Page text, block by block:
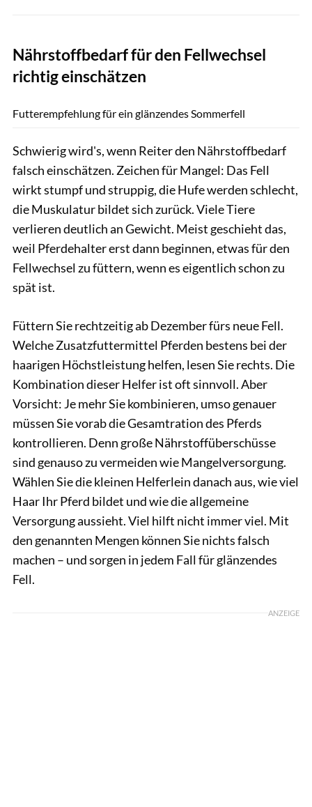
Nährstoffbedarf für den Fellwechsel
richtig einschätzen
Futterempfehlung für ein glänzendes Sommerfell
Schwierig wird's, wenn Reiter den Nährstoffbedarf
falsch einschätzen. Zeichen für Mangel: Das Fell
wirkt stumpf und struppig, die Hufe werden schlecht,
die Muskulatur bildet sich zurück. Viele Tiere
verlieren deutlich an Gewicht. Meist geschieht das,
weil Pferdehalter erst dann beginnen, etwas für den
Fellwechsel zu füttern, wenn es eigentlich schon zu
spät ist.
Füttern Sie rechtzeitig ab Dezember fürs neue Fell.
Welche Zusatzfuttermittel Pferden bestens bei der
haarigen Höchstleistung helfen, lesen Sie rechts. Die
Kombination dieser Helfer ist oft sinnvoll. Aber
Vorsicht: Je mehr Sie kombinieren, umso genauer
müssen Sie vorab die Gesamtration des Pferds
kontrollieren. Denn große Nährstoffüberschüsse
sind genauso zu vermeiden wie Mangelversorgung.
Wählen Sie die kleinen Helferlein danach aus, wie viel
Haar Ihr Pferd bildet und wie die allgemeine
Versorgung aussieht. Viel hilft nicht immer viel. Mit
den genannten Mengen können Sie nichts falsch
machen – und sorgen in jedem Fall für glänzendes
Fell.
ANZEIGE